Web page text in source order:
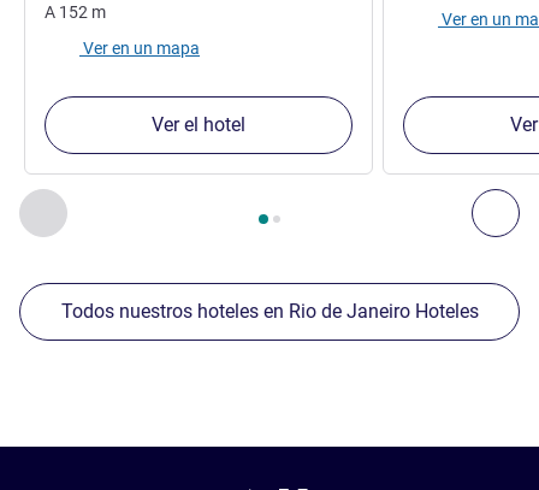
Anterior - Nuestros establecimientos cercanos
Página , Nuestros establecimientos cercanos 1 :,
A 152 m
Ver en un mapa
Ver el hotel
Ver en un
Todos nuestros hoteles en Rio de Janeiro Hoteles